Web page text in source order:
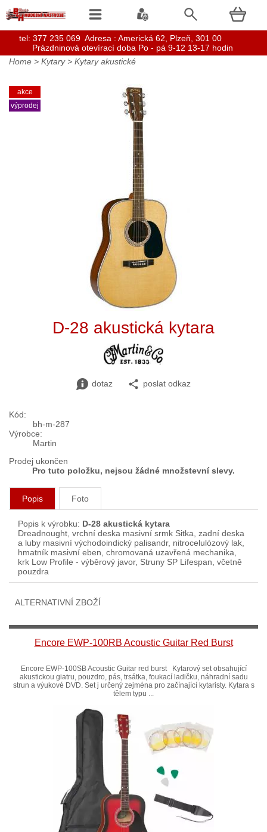
Home > Kytary> Kytary akustické
akce
výprodej
D-28 akustická kytara
dotaz poslat odkaz
Kód:
bh-m-287
Výrobce:
Martin
Prodej ukončen
Pro tuto položku, nejsou žádné množstevní slevy.
Popis Foto
Popis k výrobku: D-28 akustická kytara
Dreadnought, vrchní deska masivní srmk Sitka, zadní deska
a luby masivní východoindický palisandr, nitrocelulózový lak,
hmatník masivní eben, chromovaná uzavřená mechanika,
krk Low Profile - výběrový javor, Struny SP Lifespan, včetně
pouzdra
ALTERNATIVNÍ ZBOŽÍ
Encore EWP-100RB Acoustic Guitar Red Burst
Encore EWP-100SB Acoustic Guitar red burst Kytarový set obsahující
akustickou giatru, pouzdro, pás, trsátka, foukací ladičku, náhradní sadu
strun a výukové DVD. Set j určený zejména pro začínající kytaristy. Kytara s
tělem typu ...
tel: 377 235 069 Adresa : Americká 62, Plzeň, 301 00
Prázdninová otevírací doba Po - pá 9-12 13-17 hodin